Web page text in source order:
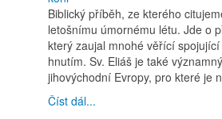
Biblický příběh, ze kterého
letošnímu úmornému létu. Jde o
který zaujal mnohé věřící
hnutím. Sv. Eliáš je také
jihovýchodní Evropy, pro které je
Číst dál...